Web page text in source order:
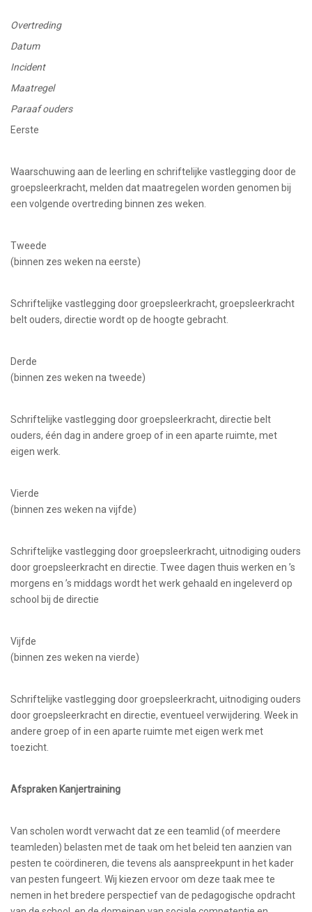
Overtreding
Datum
Incident
Maatregel
Paraaf ouders
Eerste
Waarschuwing aan de leerling en schriftelijke vastlegging door de
groepsleerkracht, melden dat maatregelen worden genomen bij
een volgende overtreding binnen zes weken.
Tweede
(binnen zes weken na eerste)
Schriftelijke vastlegging door groepsleerkracht, groepsleerkracht
belt ouders, directie wordt op de hoogte gebracht.
Derde
(binnen zes weken na tweede)
Schriftelijke vastlegging door groepsleerkracht, directie belt
ouders, één dag in andere groep of in een aparte ruimte, met
eigen werk.
Vierde
(binnen zes weken na vijfde)
Schriftelijke vastlegging door groepsleerkracht, uitnodiging ouders
door groepsleerkracht en directie. Twee dagen thuis werken en ’s
morgens en ’s middags wordt het werk gehaald en ingeleverd op
school bij de directie
Vijfde
(binnen zes weken na vierde)
Schriftelijke vastlegging door groepsleerkracht, uitnodiging ouders
door groepsleerkracht en directie, eventueel verwijdering. Week in
andere groep of in een aparte ruimte met eigen werk met
toezicht.
Afspraken Kanjertraining
Van scholen wordt verwacht dat ze een teamlid (of meerdere
teamleden) belasten met de taak om het beleid ten aanzien van
pesten te coördineren, die tevens als aanspreekpunt in het kader
van pesten fungeert. Wij kiezen ervoor om deze taak mee te
nemen in het bredere perspectief van de pedagogische opdracht